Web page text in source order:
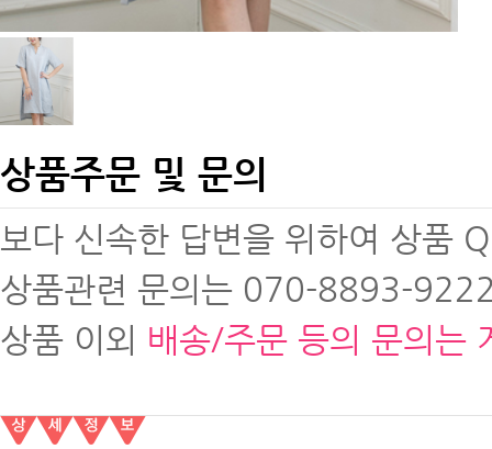
상품주문 및 문의
보다 신속한 답변을 위하여 상품
상품관련 문의는 070-8893-
상품 이외 배송/주문 등의 문의는